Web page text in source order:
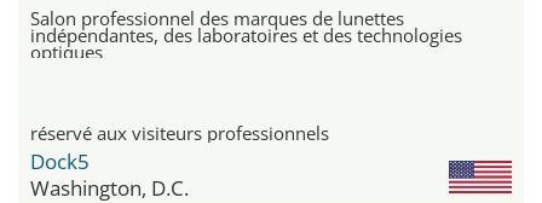
Salon professionnel des marques de lunettes
indépendantes, des laboratoires et des technologies
optiques
réservé aux visiteurs professionnels
Dock5
Washington, D.C.